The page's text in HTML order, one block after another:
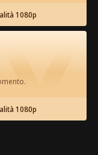
Essere
Tutti gli episodi
79
1080p
1080p